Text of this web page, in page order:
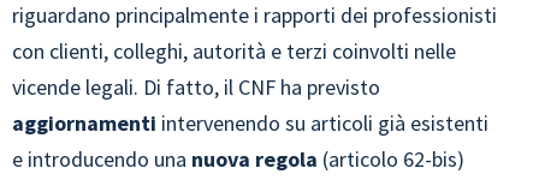
riguardano principalmente i rapporti dei professionisti
con clienti, colleghi, autorità e terzi coinvolti nelle
vicende legali. Di fatto, il CNF ha previsto
aggiornamenti intervenendo su articoli già esistenti
e introducendo una nuova regola (articolo 62-bis)